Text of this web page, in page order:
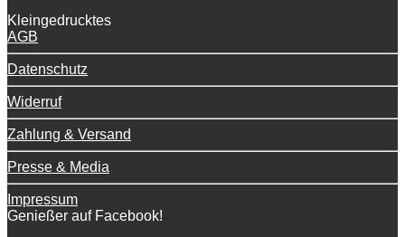
Kleingedrucktes
AGB
Datenschutz
Widerruf
Zahlung & Versand
Presse & Media
Impressum
Genießer auf Facebook!